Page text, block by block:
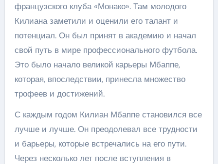
французского клуба «Монако». Там молодого
Килиана заметили и оценили его талант и
потенциал. Он был принят в академию и начал
свой путь в мире профессионального футбола.
Это было начало великой карьеры Мбаппе,
которая, впоследствии, принесла множество
трофеев и достижений.
С каждым годом Килиан Мбаппе становился все
лучше и лучше. Он преодолевал все трудности
и барьеры, которые встречались на его пути.
Через несколько лет после вступления в